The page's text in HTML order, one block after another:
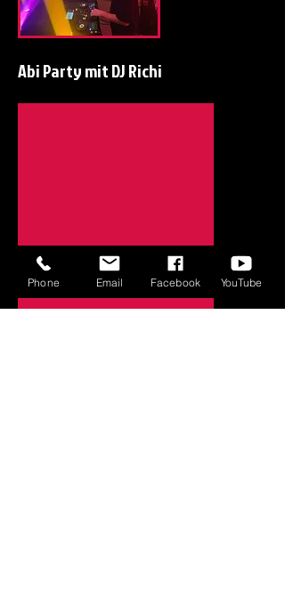
Abi Party mit DJRichi
Phone Email Facebook YouTube